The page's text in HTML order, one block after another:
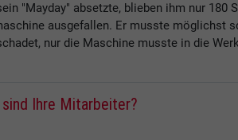
"Mayday" absetzte, blieben ihm nur 180
ausgefallen. Er musste möglichst
nur die Maschine musste in die
Ihre Mitarbeiter?